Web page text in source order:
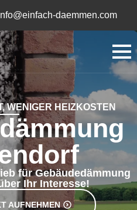
daemmen.com
WENIGER HEIZKOSTEN
für Gebäudedämmung
Ihr Interesse!
AUFNEHMEN